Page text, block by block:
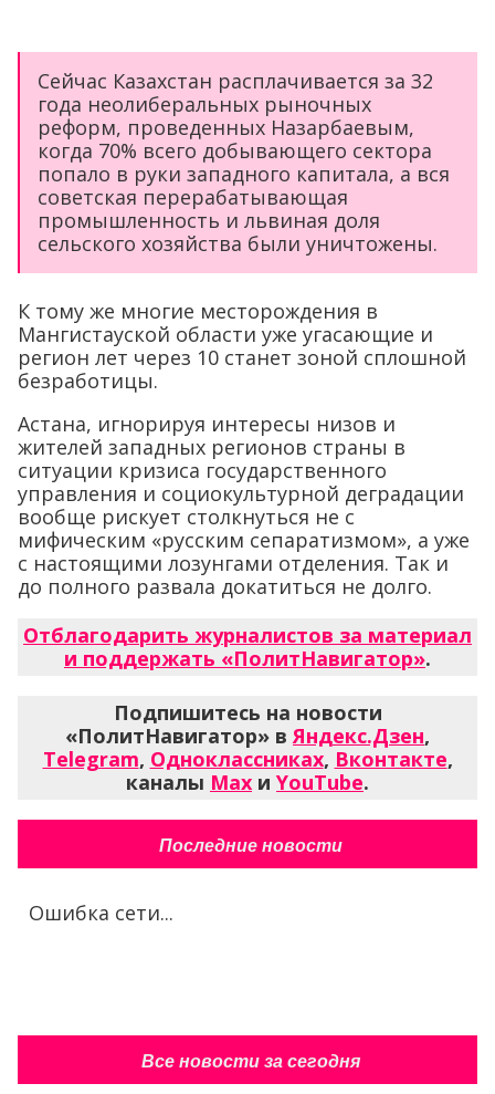
Сейчас Казахстан расплачивается за 32
года неолиберальных рыночных
реформ, проведенных Назарбаевым,
когда 70% всего добывающего сектора
попало в руки западного капитала, а вся
советская перерабатывающая
промышленность и львиная доля
сельского хозяйства были уничтожены.
К тому же многие месторождения в
Мангистауской области уже угасающие и
регион лет через 10 станет зоной сплошной
безработицы.
Астана, игнорируя интересы низов и
жителей западных регионов страны в
ситуации кризиса государственного
управления и социокультурной деградации
вообще рискует столкнуться не с
мифическим «русским сепаратизмом», а уже
с настоящими лозунгами отделения. Так и
до полного развала докатиться не долго.
Отблагодарить журналистов за материал
и поддержать «ПолитНавигатор».
Подпишитесь на новости
«ПолитНавигатор» вЯндекс.Дзен,
Telegram, Одноклассниках, Вконтакте,
каналы Max и YouTube.
Последние новости
Ошибка сети...
Все новости за сегодня